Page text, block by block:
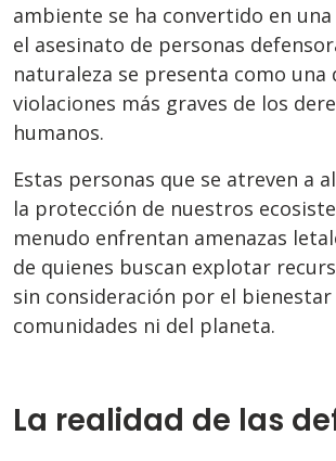
ambiente se ha convertido en una
el asesinato de personas
naturaleza se presenta como una
violaciones más graves de los
humanos.
Estas personas que se atreven a
la protección de nuestros
menudo enfrentan amenazas
de quienes buscan explotar
sin consideración por el bienestar
comunidades ni del planeta.
La realidad de las